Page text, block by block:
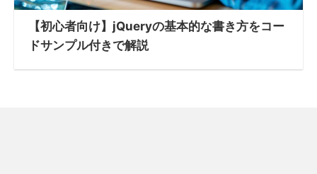
【初心者向け】jQueryの基本的な書き方をコー
ドサンプル付きで解説